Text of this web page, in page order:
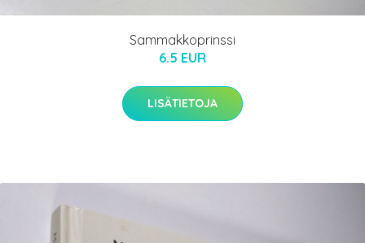
Sammakkoprinssi
6.5 EUR
LISÄTIETOJA